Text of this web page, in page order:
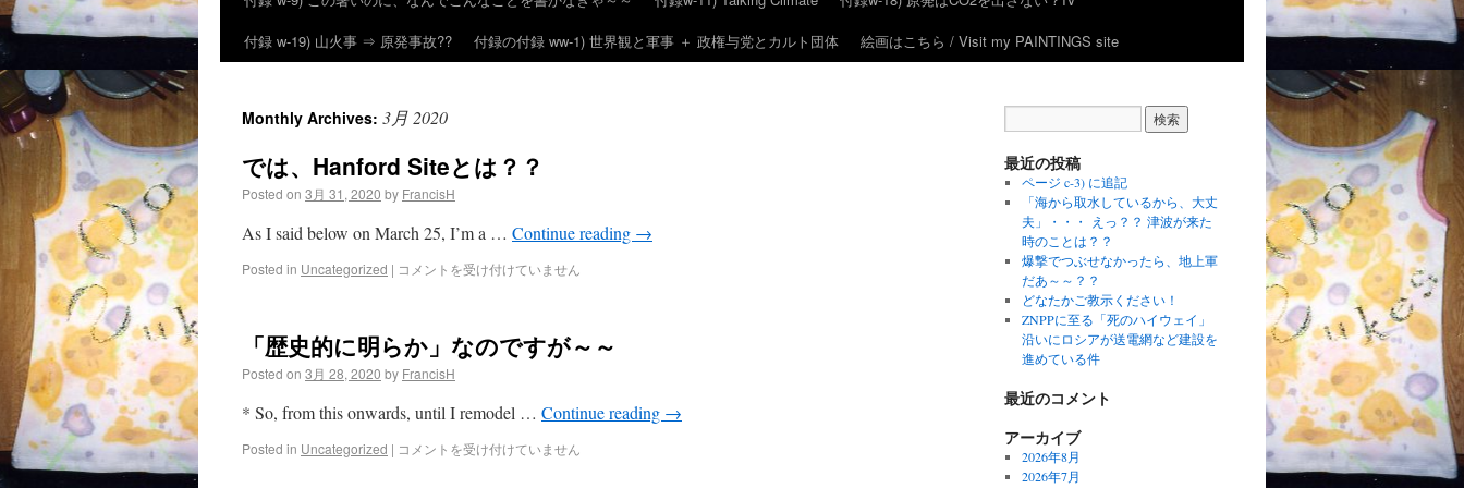
付録 w-19) 山火事 ⇒ 原発事故??
付録の付録 ww-1) 世界観と軍事 ＋ 政権与党とカルト団体 絵画はこちら / Visit my PAINTINGS site
Monthly Archives: 3月 2020
では、Hanford Siteとは？？
Posted on 3月 31, 2020 by FrancisH
As I said below on March 25, I’m a … Continue reading →
Posted in Uncategorized | コメントを受け付けていません
「歴史的に明らか」なのですが～～
Posted on 3月 28, 2020 by FrancisH
* So, from this onwards, until I remodel … Continue reading →
Posted in Uncategorized | コメントを受け付けていません
最近の投稿
ページ c-3) に追記
「海から取水しているから、大丈
夫」・・・ えっ？？ 津波が来た
時のことは？？
爆撃でつぶせなかったら、地上軍
だあ～～？？
どなたかご教示ください！
ZNPPに至る「死のハイウェイ」
沿いにロシアが送電網など建設を
進めている件
最近のコメント
アーカイブ
2026年8月
2026年7月